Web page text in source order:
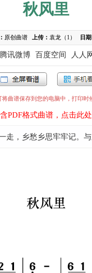
秋风里
原创曲谱 上传： 袁龙（1） 日期
腾讯微博 百度空间 人人
曲谱保存到您的电脑中，打印时
PDF格式曲谱，点击此
，乡愁乡思牢牢记。